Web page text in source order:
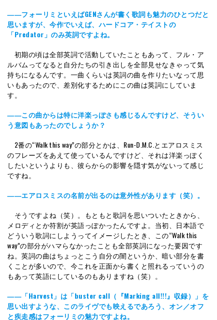
――フォーリミといえばGENさんが書く歌詞も魅力のひとつだと
思いますが、今作でいえば、ハードコア・テイストの
「Predator」のみ英詞ですよね。
初期の頃は全部英詞で活動していたこともあって、フル・ア
ルバムってなると自分たちの引き出しを全部見せなきゃって気
持ちになるんです。一曲くらいは英詞の曲を作りたいなって思
いもあったので、差別化するためにこの曲は英詞にしていま
す。
――この曲からは特に洋楽っぽさも感じるんですけど、そうい
う意図もあったのでしょうか？
2番の“Walk this way”の部分とかは、Run-D.M.C.とエアロスミス
のフレーズをあえて使っているんですけど、それは洋楽っぽく
したいというよりも、彼らからの影響を隠す気がないって感じ
ですね。
――エアロスミスの名前が出るのは意外性があります（笑）。
そうですよね（笑）。もともと歌詞を思いついたときから、
メロディとか符割が英語っぽかったんですよ。当初、日本語で
どういう歌詞にしようってイメージしたとき、この“Walk this
way”の部分がハマらなかったことも全部英詞になった要因です
ね。英詞の曲はちょっとこう自分の闇というか、暗い部分を書
くことが多いので、今これを正面から書くと照れるっていうの
もあって英語にしているのもありますね（笑）。
――「Harvest」は「buster call（『Marking all!!!』収録）」を
思い出すような、このライヴでも映えるであろう、オン／オフ
と疾走感はフォーリミの魅力ですよね。